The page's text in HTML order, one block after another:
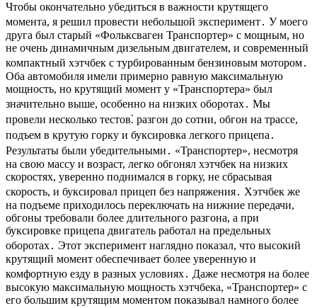
Чтобы окончательно убедиться в важности крутящего
момента, я решил провести небольшой эксперимент․ У моего
друга был старый «Фольксваген Транспортер» с мощным, но
не очень динамичным дизельным двигателем, и современный
компактный хэтчбек с турбированным бензиновым мотором․
Оба автомобиля имели примерно равную максимальную
мощность, но крутящий момент у «Транспортера» был
значительно выше, особенно на низких оборотах․ Мы
провели несколько тестов⁚ разгон до сотни, обгон на трассе,
подъем в крутую горку и буксировка легкого прицепа․
Результаты были убедительными․ «Транспортер», несмотря
на свою массу и возраст, легко обгонял хэтчбек на низких
скоростях, уверенно поднимался в горку, не сбрасывая
скорость, и буксировал прицеп без напряжения․ Хэтчбек же
на подъеме приходилось переключать на нижние передачи,
обгоны требовали более длительного разгона, а при
буксировке прицепа двигатель работал на предельных
оборотах․ Этот эксперимент наглядно показал, что высокий
крутящий момент обеспечивает более уверенную и
комфортную езду в разных условиях․ Даже несмотря на более
высокую максимальную мощность хэтчбека, «Транспортер» с
его большим крутящим моментом показывал намного более